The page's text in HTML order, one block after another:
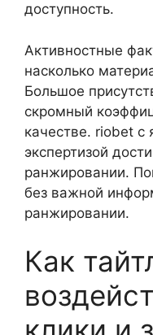
доступность.
Активностные
насколько
Большое
скромный
качестве. riobet с
экспертизой
ранжировании.
без важной
ранжировании.
Как